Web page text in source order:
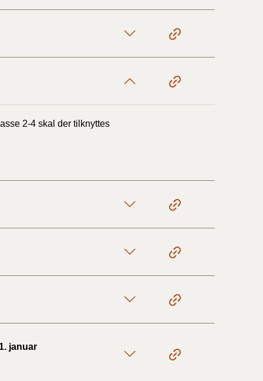
2-4 skal der tilknyttes
januar